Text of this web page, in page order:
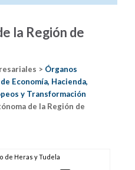
la Región de
> Órganos
Economía, Hacienda,
y Transformación
de la Región de
de Heras y Tudela